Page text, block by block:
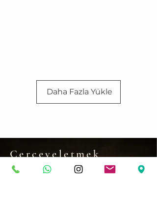
Daha Fazla Yükle
Çerçeveletmek
İstediğiniz özel bir